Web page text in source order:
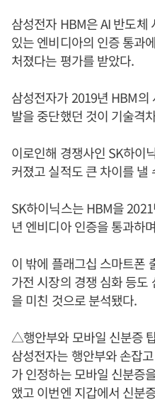
삼성전자 HBM은 AI 반도체
있는 엔비디아의 인증 통과
처졌다는 평가를 받았다.
삼성전자가 2019년 HBM의
발을 중단했던 것이 기술격
이로인해 경쟁사인 SK하이
커졌고 실적도 큰 차이를 낼
SK하이닉스는 HBM을
년 엔비디아 인증을 통과하
이 밖에 플래그십 스마트폰
가전 시장의 경쟁 심화 등
을 미친 것으로 분석됐다.
△행안부와 모바일 신분증
삼성전자는 행안부와 손잡
가 인정하는 모바일 신분증
앴고 이번엔 지갑에서 신분